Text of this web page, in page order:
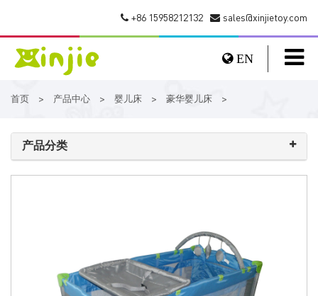
sales@xinjietoy.com
+86 15958212132
EN
首页 > 产品中心 > 婴儿床 > 豪华婴儿床 >
产品分类